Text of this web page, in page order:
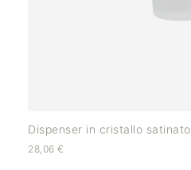
Dispenser in cristallo
28,06 €